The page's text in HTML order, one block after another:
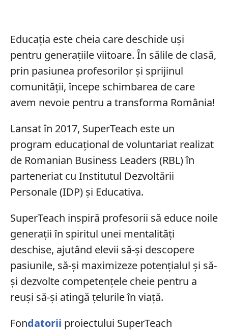
Educația este cheia care deschide uși
pentru generațiile viitoare. În sălile de clasă,
prin pasiunea profesorilor și sprijinul
comunității, începe schimbarea de care
avem nevoie pentru a transforma România!
Lansat în 2017, SuperTeach este un
program educațional de voluntariat realizat
de Romanian Business Leaders (RBL) în
parteneriat cu Institutul Dezvoltării
Personale (IDP) și Educativa.
SuperTeach inspiră profesorii să educe noile
generații în spiritul unei mentalități
deschise, ajutând elevii să-și descopere
pasiunile, să-și maximizeze potențialul și să-
și dezvolte competențele cheie pentru a
reuși să-și atingă țelurile în viață.
Fondatorii proiectului SuperTeach